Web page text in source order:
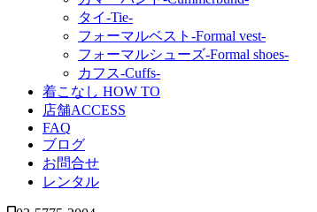
タイ‐Tie‐
フォーマルベスト‐Formal vest‐
フォーマルシューズ‐Formal shoes‐
カフス‐Cuffs‐
着こなし HOW TO
店舗ACCESS
FAQ
ブログ
お問合せ
レンタル